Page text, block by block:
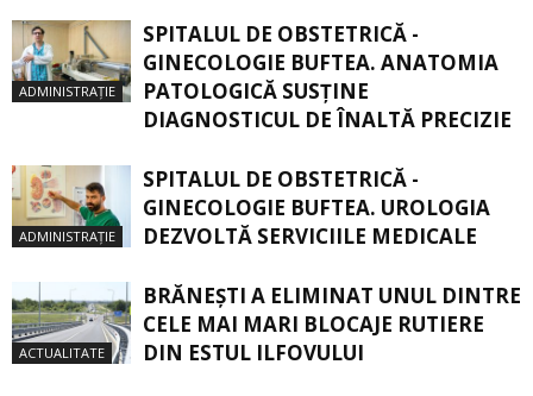
ADMINISTRAȚIE
SPITALUL DE OBSTETRICĂ -
GINECOLOGIE BUFTEA. ANATOMIA
PATOLOGICĂ SUSŢINE
DIAGNOSTICUL DE ÎNALTĂ PRECIZIE
ADMINISTRAȚIE
SPITALUL DE OBSTETRICĂ -
GINECOLOGIE BUFTEA. UROLOGIA
DEZVOLTĂ SERVICIILE MEDICALE
ACTUALITATE
BRĂNEȘTI A ELIMINAT UNUL DINTRE
CELE MAI MARI BLOCAJE RUTIERE
DIN ESTUL ILFOVULUI